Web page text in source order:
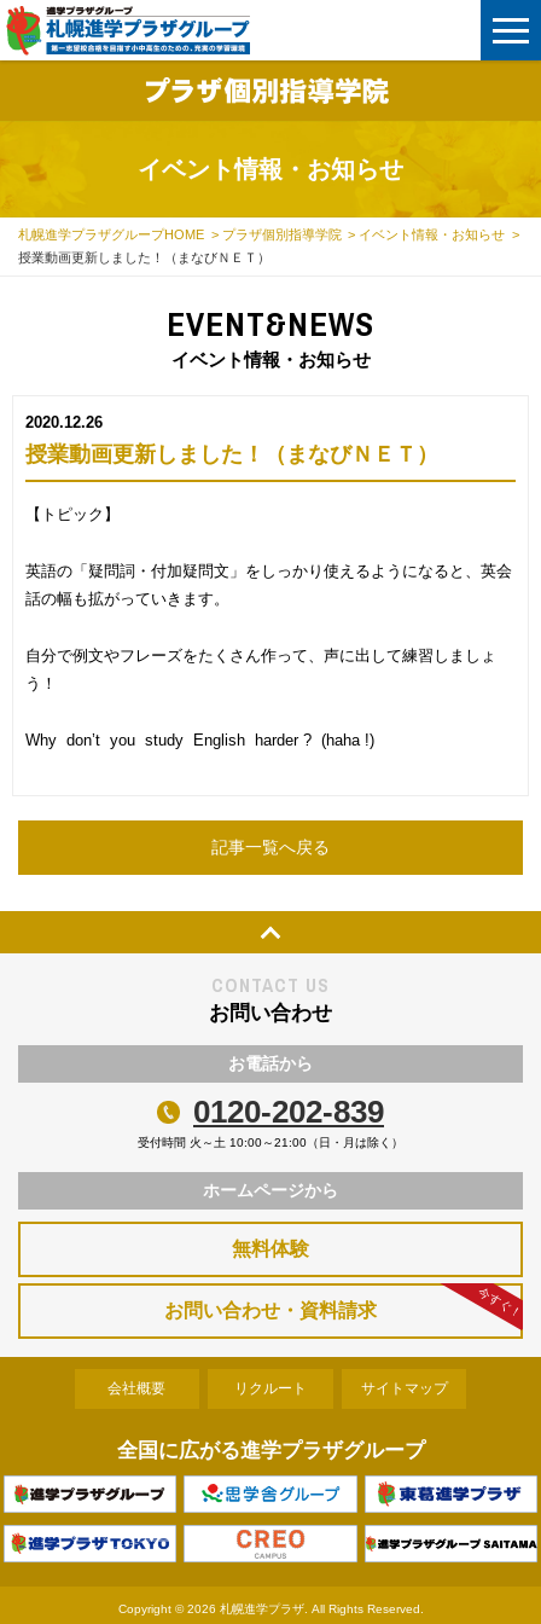
イベント情報・お知らせ
札幌進学プラザグループHOME プラザ個別指導学院
イベント情報・お知らせ
授業動画更新しました！（まなびＮＥＴ）
EVENT&NEWS
イベント情報・お知らせ
2020.12.26
授業動画更新しました！（まなびＮＥＴ）
【トピック】
英語の「疑問詞・付加疑問文」をしっかり使えるようになると、英会
話の幅も拡がっていきます。
自分で例文やフレーズをたくさん作って、声に出して練習しましょ
う！
Why don’t you study English harder ? (haha !)
記事一覧へ戻る
CONTACT US
お問い合わせ
お電話から
0120-202-839
受付時間 火～土 10:00～21:00（日・月は除く）
ホームページから
無料体験
今すぐ！
お問い合わせ・資料請求
会社概要 リクルート サイトマップ
全国に広がる進学プラザグループ
Copyright ©2026 札幌進学プラザ. All Rights Reserved.